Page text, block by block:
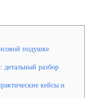
подушке
детальный разбор
кейсы и